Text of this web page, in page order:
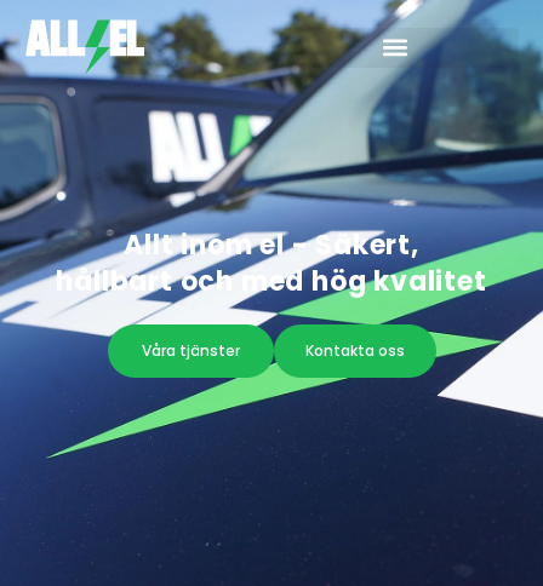
Allt inom el - Säkert,
hållbart och med hög kvalitet
Våra tjänster Kontakta oss